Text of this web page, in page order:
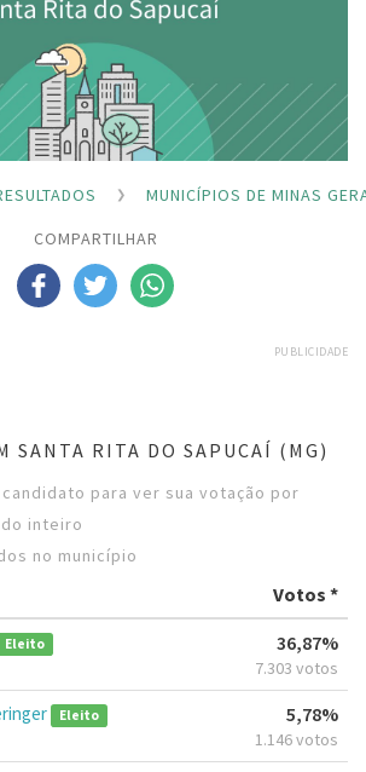
MUNICÍPIOS DE MINAS
COMPARTILHAR
PUBLICIDADE
SANTA RITA DO SAPUCAÍ (MG)
para ver sua votação por
inteiro
no município
Votos *
Eleito 36,87%
7.303 votos
Eleito 5,78%
1.146 votos